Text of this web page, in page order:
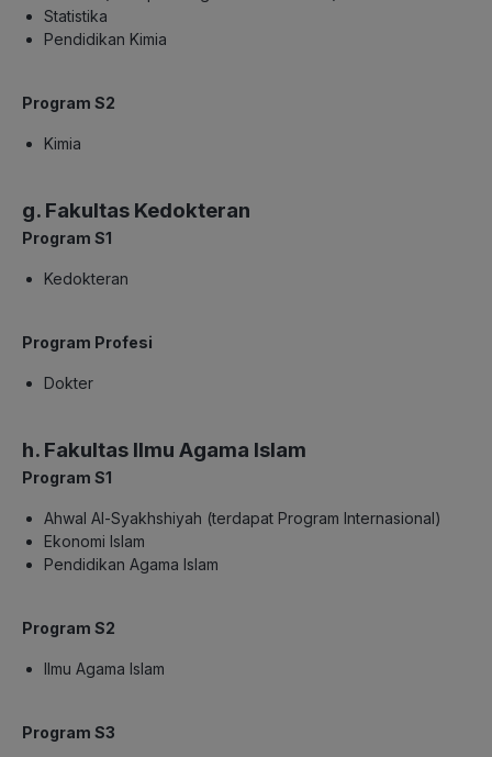
Statistika
Pendidikan Kimia
Program S2
Kimia
g. Fakultas Kedokteran
Program S1
Kedokteran
Program Profesi
Dokter
h. Fakultas Ilmu Agama Islam
Program S1
Ahwal Al-Syakhshiyah (terdapat Program Internasional)
Ekonomi Islam
Pendidikan Agama Islam
Program S2
Ilmu Agama Islam
Program S3